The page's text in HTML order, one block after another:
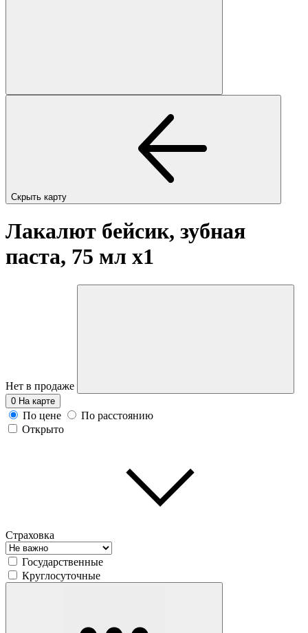
Скрыть карту
Лакалют бейсик, зубная
паста, 75 мл x1
Нет в продаже
0 На карте
По цене
По расстоянию
Открыто
Страховка
Государственные
Круглосуточные